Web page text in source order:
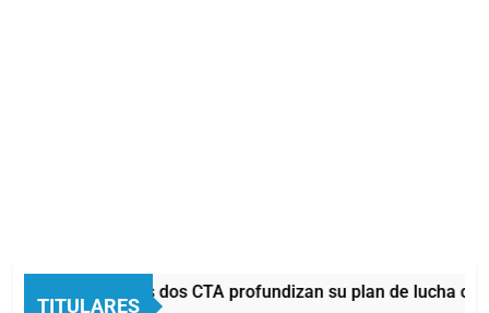
TITULARES
La CGT y las dos CTA profundizan su plan de lucha